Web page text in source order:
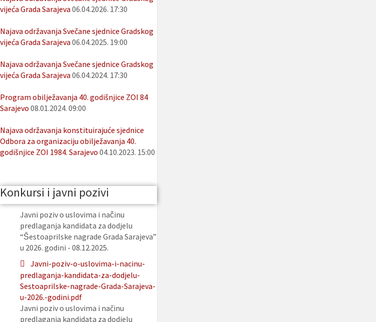
vijeća Grada Sarajeva 06.04.2026. 17:30
Najava održavanja Svečane sjednice Gradskog
vijeća Grada Sarajeva 06.04.2025. 19:00
Najava održavanja Svečane sjednice Gradskog
vijeća Grada Sarajeva 06.04.2024. 17:30
Program obilježavanja 40. godišnjice ZOI 84
Sarajevo 08.01.2024. 09:00
Najava održavanja konstituirajuće sjednice
Odbora za organizaciju obilježavanja 40.
godišnjice ZOI 1984. Sarajevo 04.10.2023. 15:00
Konkursi i javni pozivi
Javni poziv o uslovima i načinu
predlaganja kandidata za dodjelu
“Šestoaprilske nagrade Grada Sarajeva”
u 2026. godini - 08.12.2025.
Javni-poziv-o-uslovima-i-nacinu-
predlaganja-kandidata-za-dodjelu-
Sestoaprilske-nagrade-Grada-Sarajeva-
u-2026.-godini.pdf
Javni poziv o uslovima i načinu
predlaganja kandidata za dodjelu